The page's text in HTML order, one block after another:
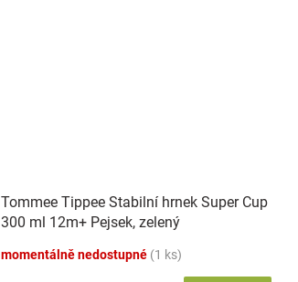
Tommee Tippee Stabilní hrnek Super Cup
300 ml 12m+ Pejsek, zelený
momentálně nedostupné (1 ks)